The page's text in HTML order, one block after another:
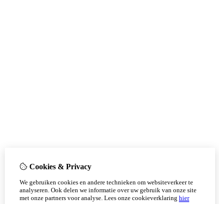
Cookies & Privacy
We gebruiken cookies en andere technieken om websiteverkeer te
analyseren. Ook delen we informatie over uw gebruik van onze site
met onze partners voor analyse. Lees onze cookieverklaring hier